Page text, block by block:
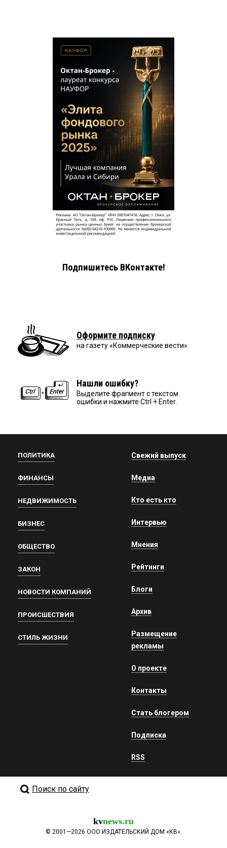
Подпишитесь ВКонтакте!
Оформите подписку
на газету «Коммерческие вести»
Нашли ошибку?
Выделите фрагмент с текстом
ошибки и нажмите Ctrl + Enter.
ПОЛИТИКА
ФИНАНСЫ
НЕДВИЖИМОСТЬ
БИЗНЕС
ОБЩЕСТВО
ЗАКОН
НОВОСТИ КОМПАНИЙ
ПРОИСШЕСТВИЯ
СТИЛЬ ЖИЗНИ
Свежий выпуск
Медиа
Кто есть кто
Интервью
Мнения
Рейтинги
Блоги
Архив
Размещение
рекламы
О проекте
Контакты
Стать блогером
Подписка
RSS
Поиск по сайту
kvnews.ru
© 2001—2026 ООО ИЗДАТЕЛЬСКИЙ ДОМ «КВ».